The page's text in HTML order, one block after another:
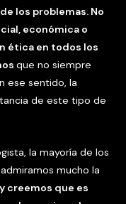
los problemas. No
económica o
ética en todos los
que no siempre
ese sentido, la
de este tipo de
la mayoría de los
mucho la
creemos que es